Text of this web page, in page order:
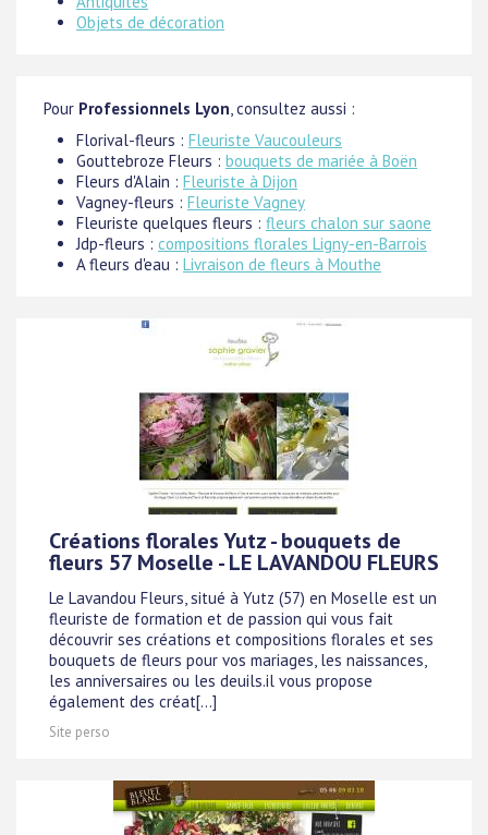
Objets de décoration
Pour Professionnels Lyon, consultez aussi :
Florival-fleurs : Fleuriste Vaucouleurs
Gouttebroze Fleurs : bouquets de mariée à Boën
Fleurs d'Alain : Fleuriste à Dijon
Vagney-fleurs : Fleuriste Vagney
Fleuriste quelques fleurs : fleurs chalon sur saone
Jdp-fleurs : compositions florales Ligny-en-Barrois
A fleurs d'eau : Livraison de fleurs à Mouthe
Créations florales Yutz - bouquets de
fleurs 57 Moselle - LE LAVANDOU FLEURS
Le Lavandou Fleurs, situé à Yutz (57) en Moselle est un
fleuriste de formation et de passion qui vous fait
découvrir ses créations et compositions florales et ses
bouquets de fleurs pour vos mariages, les naissances,
les anniversaires ou les deuils.il vous propose
également des créat[...]
Site perso